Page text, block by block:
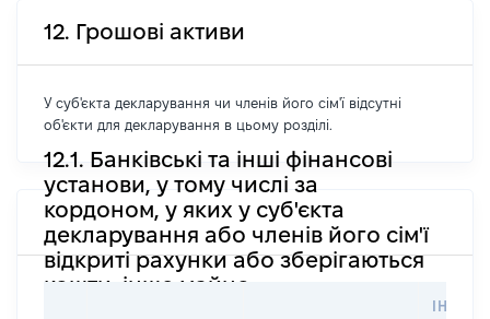
12. Грошові активи
У суб'єкта декларування чи членів його сім'ї відсутні
об'єкти для декларування в цьому розділі.
12.1. Банківські та інші фінансові
установи, у тому числі за
кордоном, у яких у суб'єкта
декларування або членів його сім'ї
відкриті рахунки або зберігаються
кошти, інше майно